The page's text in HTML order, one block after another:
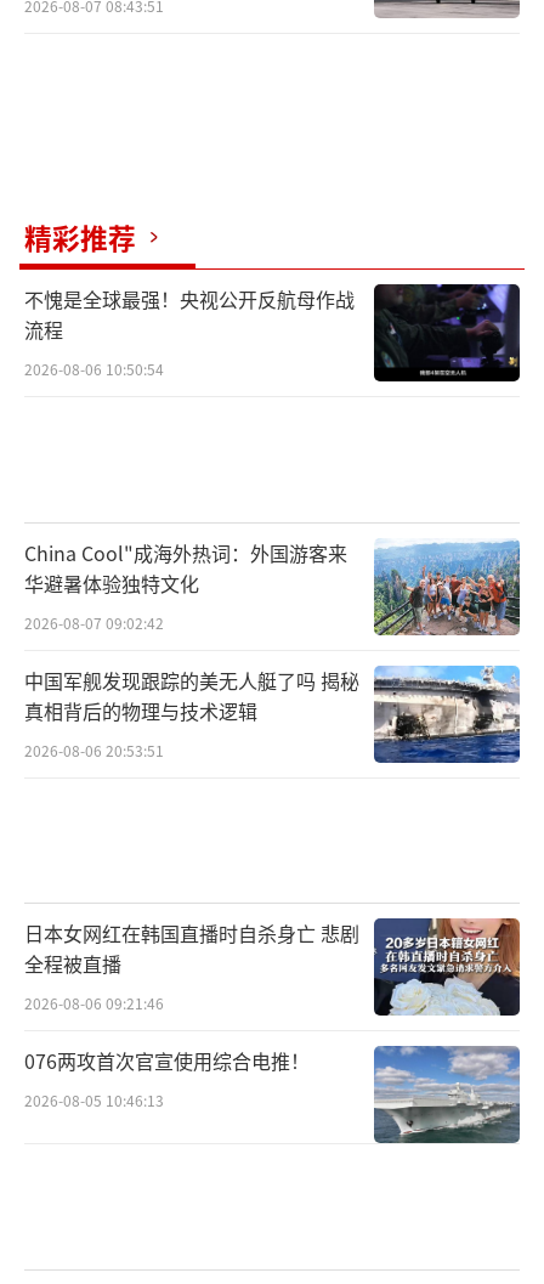
2026-08-07 08:43:51
精彩推荐
不愧是全球最强！央视公开反航母作战
流程
2026-08-06 10:50:54
China Cool"成海外热词：外国游客来
华避暑体验独特文化
2026-08-07 09:02:42
中国军舰发现跟踪的美无人艇了吗 揭秘
真相背后的物理与技术逻辑
2026-08-06 20:53:51
日本女网红在韩国直播时自杀身亡 悲剧
全程被直播
2026-08-06 09:21:46
076两攻首次官宣使用综合电推！
2026-08-05 10:46:13